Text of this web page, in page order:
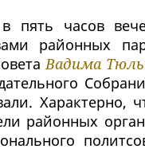
пять часов
районных
Вадима
Характерно,
районных